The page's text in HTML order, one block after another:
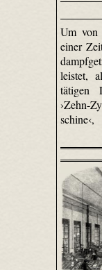
Um von
einer
leistet,
tätigen
›Zehn-